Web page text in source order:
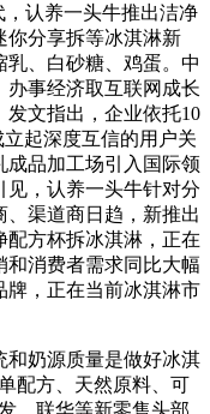
，认养一头牛推出洁净
你分享拆等冰淇淋新
、白砂糖、鸡蛋。中
办事经济取互联网成长
文指出，企业依托10
起深度互信的用户关
成品加工场引入国际领
见，认养一头牛针对分
渠道商日趋，新推出
方杯拆冰淇淋，正在
和消费者需求同比大幅
牌，正在当前冰淇淋市
奶源质量是做好冰淇
配方、天然原料、可
、联华等新零售头部